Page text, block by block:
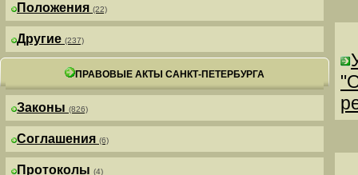
Положения (22)
Другие (237)
ПРАВОВЫЕ АКТЫ САНКТ-ПЕТЕРБУРГА
Законы (826)
Соглашения (6)
Протоколы (4)